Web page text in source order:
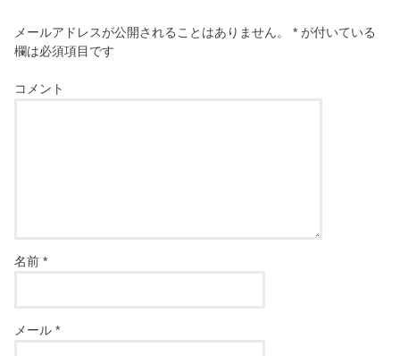
メールアドレスが公開されることはありません。 * が付いている
欄は必須項目です
コメント
名前*
メール*